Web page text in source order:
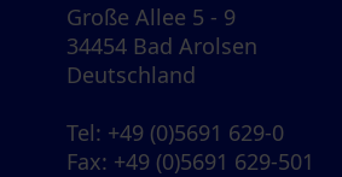
Große Allee 5 - 9
34454 Bad Arolsen
Deutschland
Tel: +49 (0)5691 629-0
Fax: +49 (0)5691 629-501